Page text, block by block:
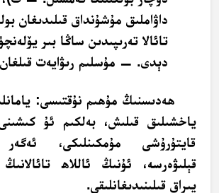
داۋاملىق مۇشۇنداق قىلىدىغان
تائالا تەرىپىدىن ساڭا بىر
دېدى. — مۇسلىم رىۋايەت
ھەدىسنىڭ مۇھىم نۇقتىسى:
ياخشىلىق قىلىش، بەلكىم ئۇ كىشىنى
قايتۇرۇشى مۇمكىنلىكى، ئەگەر
قېلىۋەرسە، ئۇنىڭ ئاللاھ
يىراق قىلىنىدىغانلىقى.